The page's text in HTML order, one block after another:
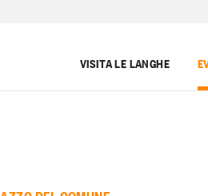
VISITA LE LANGHE